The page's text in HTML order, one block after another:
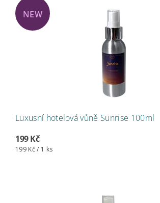
NEW
Luxusní hotelová vůně Sunrise 100ml
199 Kč
199 Kč / 1 ks